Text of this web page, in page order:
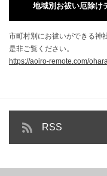
地域別お祓い厄除け
市町村別にお祓いができる神
是非ご覧ください。
https://aoiro-remote.com/
RSS